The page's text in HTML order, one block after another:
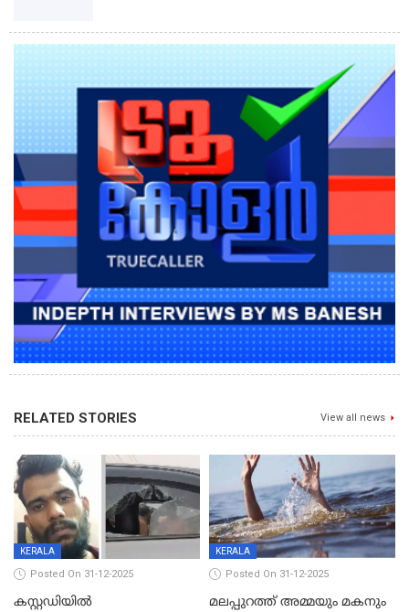
RELATED STORIES View all news
KERALA
Posted On 31-12-2025
കസ്റ്റഡിയിൽ
KERALA
Posted On 31-12-2025
മലപ്പുറത്ത് അമ്മയും മകനും